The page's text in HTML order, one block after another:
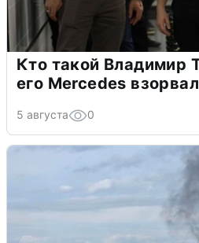
Кто такой Владимир
его Mercedes
5 августа 0